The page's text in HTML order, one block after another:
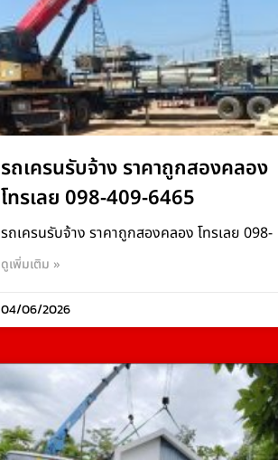
รถเครนรับจ้าง ราคาถูกสองคลอง
โทรเลย 098-409-6465
รถเครนรับจ้าง ราคาถูกสองคลอง โทรเลย 098-
ดูเพิ่มเติม »
04/06/2026